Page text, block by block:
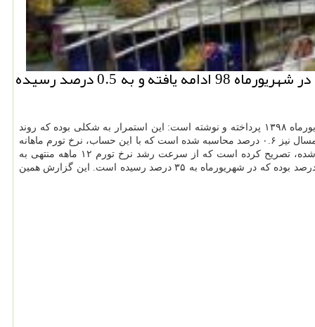
نیو باكس: همزمان با كاسته شدن از سرعت رشد نرخ تورم، روند كاهشی شاخص بهای كالا و خدمات مصرفی در شهریورماه 98 ادامه یافته و به 0.5 درصد رسیده
طی ۱۸ ماهه منتهی به انتها شهریورماه ۱۳۹۸ پرداخته و نوشته است: این استمرار به شكلی بوده كه روند
مصرفی به ۰.۵ درصد در شهریورماه ۱۳۹۸ رسیده است. بر طبق این گزارش نرخ تورم در مردادماه امسال نیز ۰.۶ درصد محاسبه شده است كه با این حساب، نرخ تورم ماهانه
در شهریورماه ۰.۱ درصد كاهش یافته است. این گزارش با اشاره به اینكه استمرار روند كاهشی تورم نقطه به نقطه از اردیبهشت ماه امسال شروع شده، تصریح كرده است كه از سرعت رشد نرخ تورم ۱۲ ماهه منتهی به
شهریور ۱۳۹۸ كاسته شده است. بر طبق این گزارش، بالاترین نرخ تورم نقطه به نقطه در ۱۸ ماهه گذشته مربوط به اردیبهشت ماه ۹۸ با بیشتر از ۵۰ درصد بوده كه در شهریورماه به ۳۵ درصد رسیده است. این گزارش همین